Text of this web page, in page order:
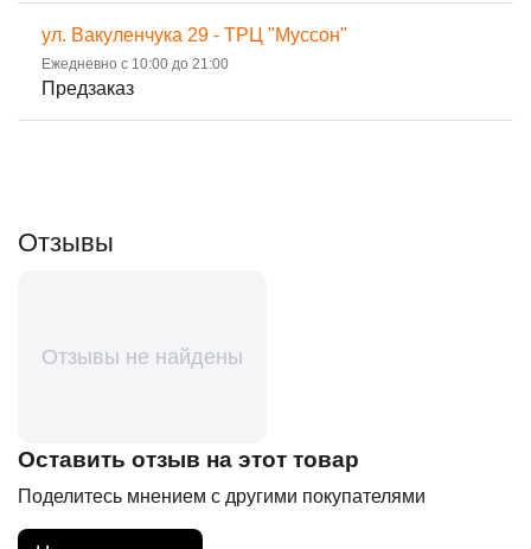
ул. Вакуленчука 29 - ТРЦ "Муссон"
Ежедневно с 10:00 до 21:00
Предзаказ
Отзывы
Отзывы не найдены
Оставить отзыв на этот товар
Поделитесь мнением с другими покупателями